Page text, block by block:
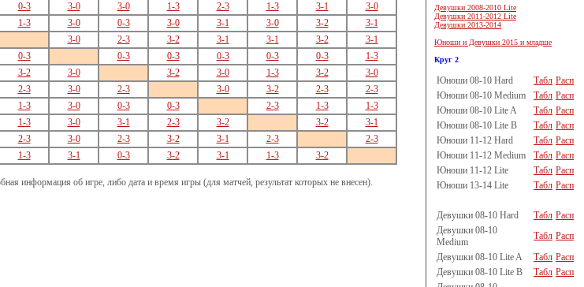
0-3 3-0 3-0 1-3 2-3 1-3 3-1
3-0
1-3 3-0 0-3 3-0 3-1 3-0 3-2
3-1
3-0 2-3 3-2 3-1 3-1 3-2
3-1
0-3 0-3 0-3 0-3 0-3 0-3
1-3
3-2 3-0 3-2 3-0 1-3 3-2
3-0
2-3 3-0 2-3 3-0 3-2 2-3
2-3
1-3 3-0 0-3 0-3 2-3 1-3
1-3
1-3 3-0 3-1 2-3 3-2 3-2
3-1
2-3 3-0 2-3 3-2 3-1 2-3
2-3
1-3 3-1 0-3 3-2 3-1 1-3 3-2
информация об игре, либо дата и время игры (для матчей, результат которых не внесен).
Девушки 2008-2010 Lite
Девушки 2011-2012 Lite
Девушки 2013-2014
Юноши и Девушки 2015 и младше
Круг 2
Юноши 08-10 Hard Табл Расп
Юноши 08-10 Medium
Табл Расп
Юноши 08-10 Lite A
Табл Расп
Юноши 08-10 Lite B
Табл Расп
Юноши 11-12 Hard
Табл Расп
Юноши 11-12 Medium
Табл Расп
Юноши 11-12 Lite
Табл Расп
Юноши 13-14 Lite
Табл Расп
Девушки 08-10 Hard Табл Расп
Девушки 08-10
Medium
Табл Расп
Девушки 08-10 Lite A
Табл Расп
Девушки 08-10 Lite B
Табл Расп